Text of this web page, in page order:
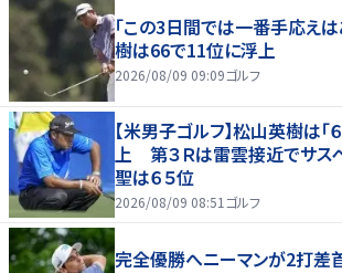
「この3日間では一番手応え
樹は66で11位に浮上
2026/08/09 09:09ゴルフ
【米男子ゴルフ】松山英樹は「
上 第３Ｒは雷雲接近でサス
聖は６５位
2026/08/09 08:51 ゴルフ
完全優勝へニーマンが2打差